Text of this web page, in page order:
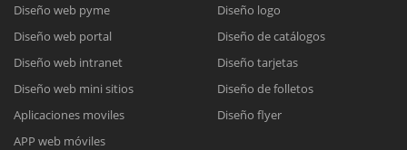
Diseño web pyme
Diseño web portal
Diseño web intranet
Diseño web mini sitios
Aplicaciones moviles
APP web móviles
Diseño logo
Diseño de catálogos
Diseño tarjetas
Diseño de folletos
Diseño flyer